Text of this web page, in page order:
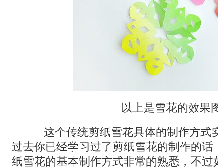
以上是雪花的效果
这个传统剪纸雪花具体的制作方式
过去你已经学习过了剪纸雪花的制作的话
纸雪花的基本制作方式非常的熟悉，不过